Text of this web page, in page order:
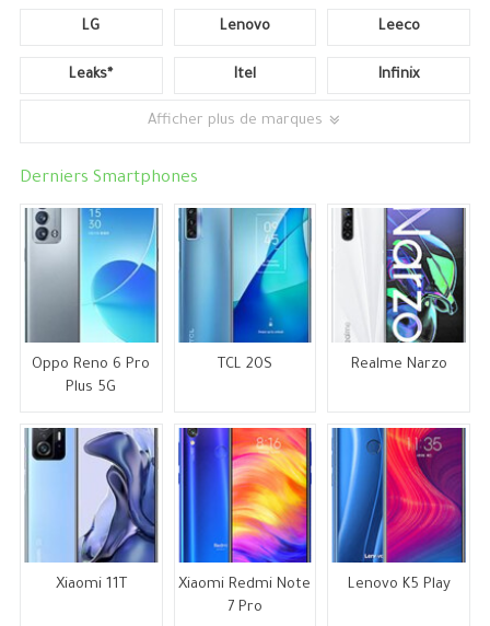
LG Lenovo Leeco
Leaks* Itel Infinix
Afficher plus de marques
Derniers Smartphones
Oppo Reno 6 Pro
Plus 5G
TCL 20S Realme Narzo
Xiaomi 11T
Xiaomi Redmi Note
7 Pro
Lenovo K5 Play